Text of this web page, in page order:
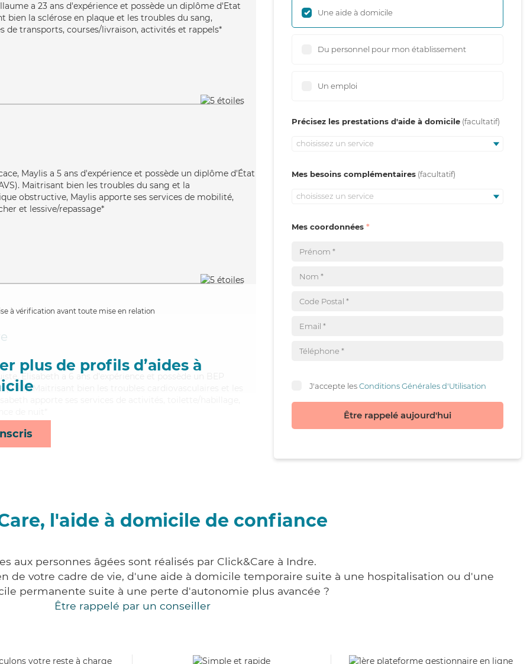
a 23 ans d'expérience et possède un diplôme d'Etat
bien la sclérose en plaque et les troubles du sang,
de transports, courses/livraison, activités et rappels*
Maylis a 5 ans d'expérience et possède un diplôme d'État
Maitrisant bien les troubles du sang et la
obstructive, Maylis apporte ses services de mobilité,
et lessive/repassage*
à vérification avant toute mise en relation
plus de profils d’aides à
Elisabeth a 6 ans d'expérience et possède un BEP
(CSS). Maitrisant bien les troubles cardiovasculaires et les
Une aide à domicile
Du personnel pour mon établissement
Un emploi
Précisez les prestations d'aide à domicile
choisissez un service
Mes besoins complémentaires
choisissez un service
Mes coordonnées
J'accepte lesConditions Générales d'Utilisation
Être rappelé aujourd'hui
l'aide à domicile de confiance
aux personnes âgées sont réalisés par Click&Care à Indre.
de votre cadre de vie, d'une aide à domicile temporaire suite à une hospitalisation ou d'une
permanente suite à une perte d'autonomie plus avancée ?
Être rappelé par un conseiller